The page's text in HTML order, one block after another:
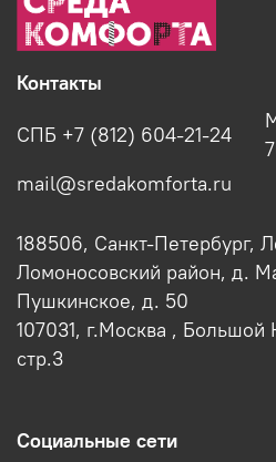
Контакты
СПБ +7 (812) 604-21-24
mail@sredakomforta.ru
188506, Санкт-Петербург,
Ломоносовский район, д.
Пушкинское, д. 50
107031, г.Москва ,
стр.3
Социальные сети